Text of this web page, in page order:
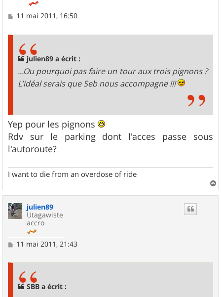
M11 mai 2011, 16:50
julien89 a écrit :
...Ou pourquoi pas faire un tour aux trois pignons ?
L'idéal serais que Seb nous accompagne !!!
Yep pour les pignons
Rdv sur le parking dont l'acces passe sous
l'autoroute?
I want to die from an overdose of ride
a
julien89
Utagawiste
accro
M11 mai 2011, 21:43
SBB a écrit :